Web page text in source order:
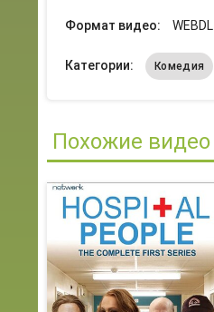
Формат видео: WEBDL
Категории: Комедия
Похожие видео